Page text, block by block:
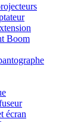
Boom
écran